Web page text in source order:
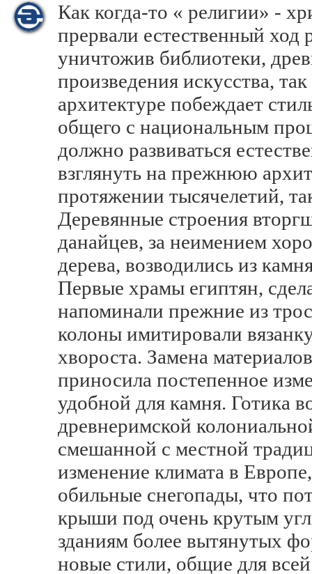
Как когда-то « религии» -
прервали естественный ход
уничтожив библиотеки,
произведения искусства,
архитектуре побеждает
общего с национальным
должно развиваться
взглянуть на прежнюю
протяжении тысячелетий,
Деревянные строения
данайцев, за неимением
дерева, возводились из
Первые храмы египтян,
напоминали прежние из
колоны имитировали
хвороста. Замена
приносила постепенное
удобной для камня. Готика
древнеримской
смешанной с местной
изменение климата в
обильные снегопады, что
крыши под очень крутым
зданиям более вытянутых
новые стили, общие для